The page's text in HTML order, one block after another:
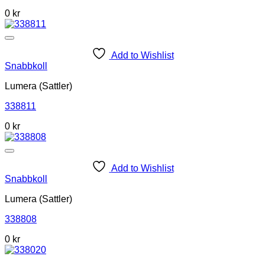
0 kr
Add to Wishlist
Snabbkoll
Lumera (Sattler)
338811
0 kr
Add to Wishlist
Snabbkoll
Lumera (Sattler)
338808
0 kr